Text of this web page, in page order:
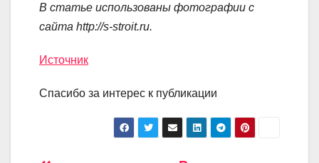
В статье использованы фотографии с
сайта http://s-stroit.ru.
Источник
Спасибо за интерес к публикации